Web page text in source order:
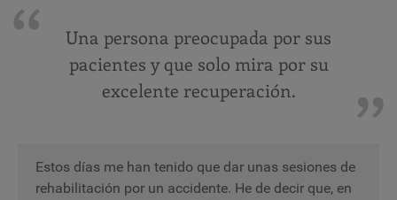
Una persona preocupada por sus
pacientes y que solo mira por su
excelente recuperación.
Estos días me han tenido que dar unas sesiones de
rehabilitación por un accidente. He de decir que, en